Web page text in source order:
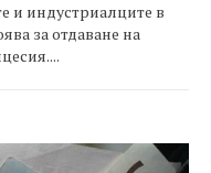
и индустриалците в
за отдаване на